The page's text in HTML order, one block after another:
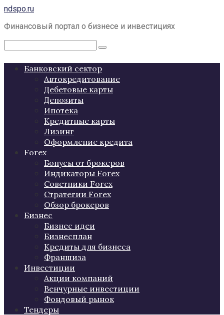
Перейти
контенту
ndspo.ru
Финансовый портал о бизнесе и инвестициях
Поиск:
Банковский сектор
Автокредитование
Дебетовые карты
Депозиты
Ипотека
Кредитные карты
Лизинг
Оформление кредита
Forex
Бонусы от брокеров
Индикаторы Forex
Советники Forex
Стратегии Forex
Обзор брокеров
Бизнес
Бизнес идеи
Бизнесплан
Кредиты для бизнеса
Франшиза
Инвестиции
Акции компаний
Венчурные инвестиции
Фондовый рынок
Тендеры